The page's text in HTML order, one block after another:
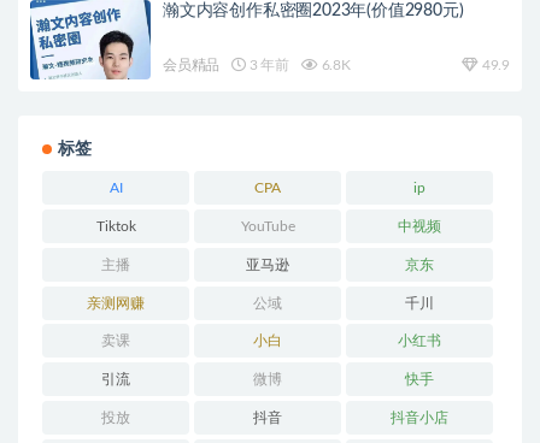
瀚文内容创作私密圈2023年(价值2980元)
会员精品 3 年前 6.8K 49.9
标签
AI CPA ip
Tiktok YouTube 中视频
主播 亚马逊 京东
亲测网赚 公域 千川
卖课 小白 小红书
引流 微博 快手
投放 抖音 抖音小店